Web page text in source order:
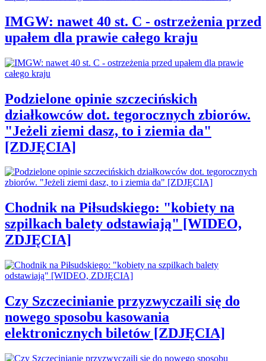
IMGW: nawet 40 st. C - ostrzeżenia przed
upałem dla prawie całego kraju
Podzielone opinie szczecińskich
działkowców dot. tegorocznych zbiorów.
"Jeżeli ziemi dasz, to i ziemia da"
[ZDJĘCIA]
Chodnik na Piłsudskiego: "kobiety na
szpilkach balety odstawiają" [WIDEO,
ZDJĘCIA]
Czy Szczecinianie przyzwyczaili się do
nowego sposobu kasowania
elektronicznych biletów [ZDJĘCIA]